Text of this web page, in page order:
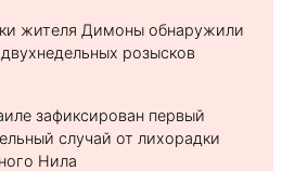
жителя Димоны обнаружили
розысков
зафиксирован первый
случай от лихорадки
Нила